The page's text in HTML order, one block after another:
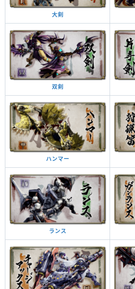
大剣
双剣
ハンマー
ランス